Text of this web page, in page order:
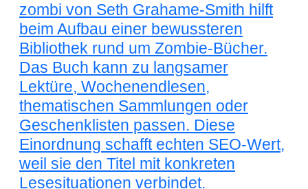
zombi von Seth Grahame-Smith hilft
beim Aufbau einer bewussteren
Bibliothek rund um Zombie-Bücher.
Das Buch kann zu langsamer
Lektüre, Wochenendlesen,
thematischen Sammlungen oder
Geschenklisten passen. Diese
Einordnung schafft echten SEO-Wert,
weil sie den Titel mit konkreten
Lesesituationen verbindet.